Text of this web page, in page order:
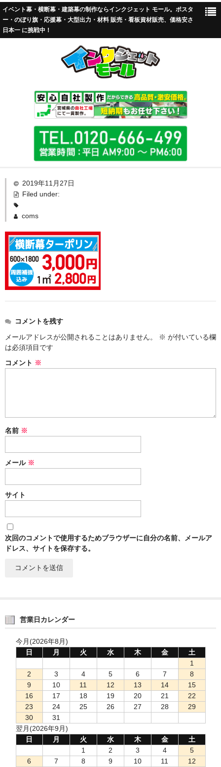
イベント幕・横断幕・建築幕の制作ならインクジェット モール。ポスタ
ー・のぼり旗・応援幕・大型出力・材料 販売・看板資材販売、価格安さ
日本一 に挑戦中！
TOP
標準加工
お見積り
ご注文
送料・梱包
2019年11月27日
Filed under:
coms
コメントを残す
メールアドレスが公開されることはありません。
※ が付いている欄
は必須項目です
コメント ※
名前 ※
メール ※
サイト
次回のコメントで使用するためブラウザーに自分の名前、メールア
ドレス、サイトを保存する。
営業日カレンダー
今月(2026年8月)
日
月 火 水 木 金
土
1
2
3 4 5 6 7
8
9
10 11 12 13 14
15
16
17 18 19 20 21
22
23
24 25 26 27 28
29
30
31
翌月(2026年9月)
日
月 火 水 木 金
土
1
2 3 4
5
6
7 8 9 10 11
12